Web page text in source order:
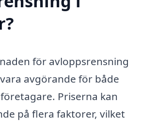
för avloppsrensning
avgörande för både
Priserna kan
på flera faktorer, vilket